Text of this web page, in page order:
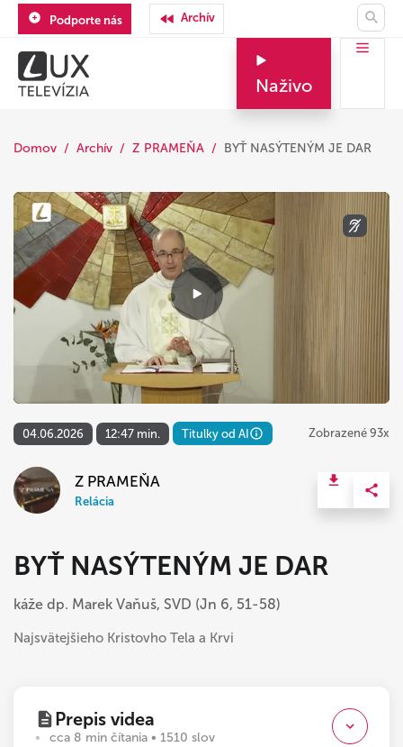
Podporte nás Archív
Naživo
Domov Archív Z PRAMEŇA BYŤ NASÝTENÝM JE DAR
Play
Video
04.06.2026 12:47 min. Titulky od AI Zobrazené 93x
Z PRAMEŇA
Relácia
BYŤ NASÝTENÝM JE DAR
káže dp. Marek Vaňuš, SVD (Jn 6, 51-58)
Najsvätejšieho Kristovho Tela a Krvi
Prepis videa
cca 8 min čítania • 1510 slov